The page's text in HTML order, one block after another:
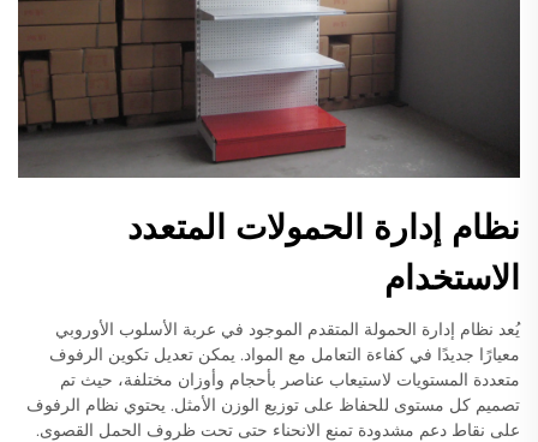
نظام إدارة الحمولات المتعدد
الاستخدام
يُعد نظام إدارة الحمولة المتقدم الموجود في عربة الأسلوب الأوروبي
معيارًا جديدًا في كفاءة التعامل مع المواد. يمكن تعديل تكوين الرفوف
متعددة المستويات لاستيعاب عناصر بأحجام وأوزان مختلفة، حيث تم
تصميم كل مستوى للحفاظ على توزيع الوزن الأمثل. يحتوي نظام الرفوف
على نقاط دعم مشدودة تمنع الانحناء حتى تحت ظروف الحمل القصوى.